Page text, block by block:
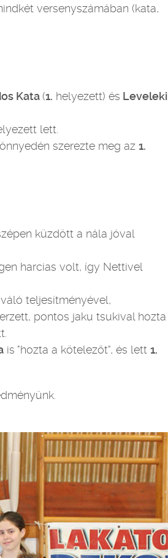
versenyszámában (kata,
Kata(1. helyezett) és Leveleki
lett.
szerezte meg az 1.
küzdött a nála jóval
harcias volt, így Nettivel
teljesítményével,
pontos jaku tsukival hozta
is "hozta a kötelezőt", és lett 1.